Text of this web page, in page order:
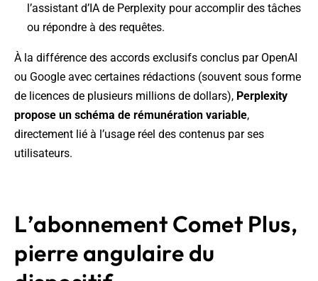
l’assistant d’IA de Perplexity pour accomplir des tâches
ou répondre à des requêtes.
À la différence des accords exclusifs conclus par OpenAI
ou Google avec certaines rédactions (souvent sous forme
de licences de plusieurs millions de dollars), Perplexity
propose un schéma de rémunération variable,
directement lié à l’usage réel des contenus par ses
utilisateurs.
L’abonnement Comet Plus,
pierre angulaire du